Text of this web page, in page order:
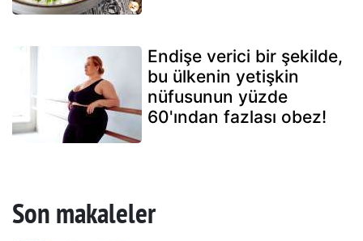
Endişe verici bir şekilde,
bu ülkenin yetişkin
nüfusunun yüzde
60'ından fazlası obez!
Son makaleler